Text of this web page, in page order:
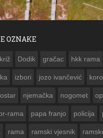
OZNAKE
Dodik gračac hkk rama
izbori jozo ivančević
njemačka nogomet
rama papa franjo policija
rama ramski vjesnik